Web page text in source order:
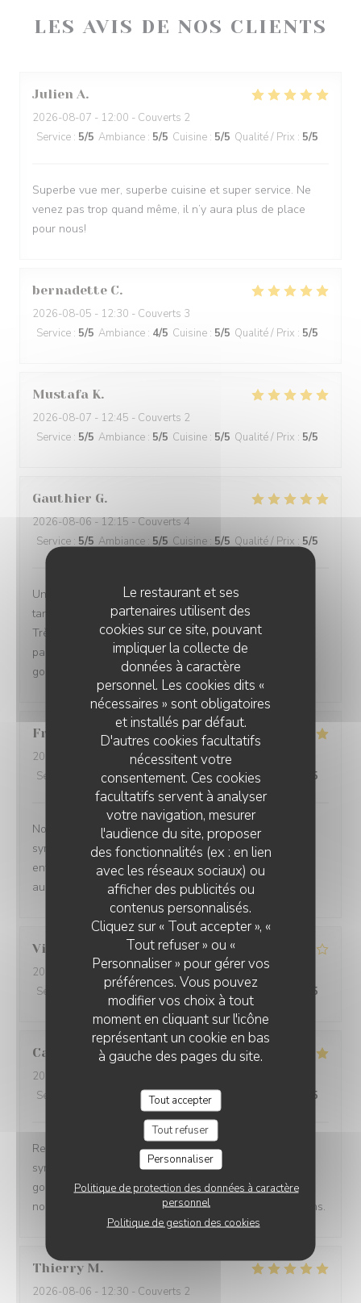
Le restaurant et ses
partenaires utilisent des
cookies sur ce site, pouvant
impliquer la collecte de
données à caractère
personnel. Les cookies dits «
nécessaires » sont obligatoires
et installés par défaut.
D'autres cookies facultatifs
nécessitent votre
consentement. Ces cookies
facultatifs servent à analyser
votre navigation, mesurer
l'audience du site, proposer
des fonctionnalités (ex : en lien
avec les réseaux sociaux) ou
afficher des publicités ou
contenus personnalisés.
Cliquez sur « Tout accepter », «
Tout refuser » ou «
Personnaliser » pour gérer vos
préférences. Vous pouvez
modifier vos choix à tout
moment en cliquant sur l'icône
représentant un cookie en bas
à gauche des pages du site.
Tout accepter
Tout refuser
Personnaliser
Politique de protection des données à caractère
personnel
Politique de gestion des cookies
LES AVIS DE NOS CLIENTS
Julien A
2026-08-07 - 12:00 - Couverts 2
Service : 5/5 Ambiance : 5/5 Cuisine : 5/5 Qualité / Prix : 5/5
Superbe vue mer, superbe cuisine et super service. Ne
venez pas trop quand même, il n’y aura plus de place
pour nous!
bernadette C
2026-08-05 - 12:30 - Couverts 3
Service : 5/5 Ambiance : 4/5 Cuisine : 5/5 Qualité / Prix : 5/5
Mustafa K
2026-08-07 - 12:45 - Couverts 2
Service : 5/5 Ambiance : 5/5 Cuisine : 5/5 Qualité / Prix : 5/5
Gauthier G
2026-08-06- 12:15 - Couverts 4
Service : 5/5 Ambiance : 5/5 Cuisine : 5/5 Qualité / Prix : 5/5
Une adresse exceptionnelle, ou l on respecte le client
tant pas le service que ce qui est servie dans l assiette.
Très bon moment passé tant pas la vue sur la mer que
par les plats dégustés. Nous reviendrons à coup sûr
goûter le reste de la carte. Bravo à vous
Franciane A
2026-08-06
- 19:30 - Couverts 2
Service
Ambiance:5/5 Cuisine: 5/5 Qualité / Prix /5
Nous avons passé un très bon moment : cadre
sympathique, service irréprochable, très bon accueil et
enfin des assiettes délicieuses (plat + dessert !). Nous
aurons plaisir à revenir vous voir :)
Vincenzo
2026-07-22
- 12:30 - Couverts 5
Service
Ambiance: 4/5 Cuisine: 4/5 Qualité / Prix /5
Cathy
2026-08-06
Service
Ambiance:5/5 Cuisine:5/5 /5
Restaurant avec une très belle vue. Le personnel est
sympathique et chaleureux. Les plats étaient délicieux,
goûteux et les assiettes copieuses. Une adresse que
nous recommandons sans hésitation. Nous y reviendrons.
Thierry M
2026-08-06 - 12:30 - Couverts 2